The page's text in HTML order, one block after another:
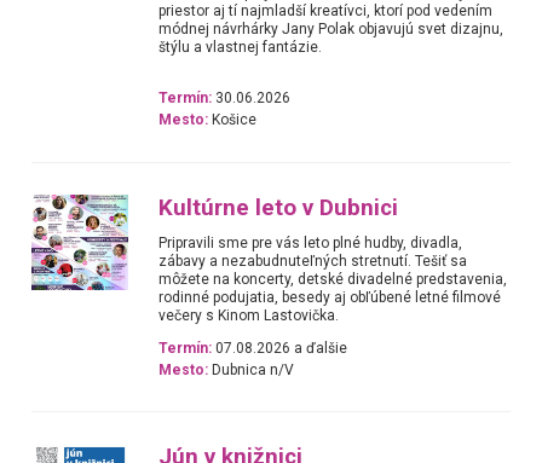
priestor aj tí najmladší kreatívci, ktorí pod vedením
módnej návrhárky Jany Polak objavujú svet dizajnu,
štýlu a vlastnej fantázie.
Termín: 30.06.2026
Mesto: Košice
Kultúrne leto v Dubnici
Pripravili sme pre vás leto plné hudby, divadla,
zábavy a nezabudnuteľných stretnutí. Tešiť sa
môžete na koncerty, detské divadelné predstavenia,
rodinné podujatia, besedy aj obľúbené letné filmové
večery s Kinom Lastovička.
Termín: 07.08.2026 a ďalšie
Mesto: Dubnica n/V
Jún v knižnici